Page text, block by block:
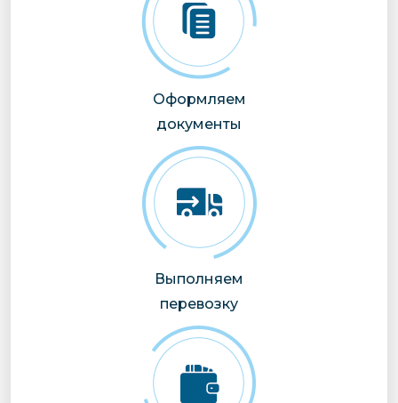
Оформляем
документы
Выполняем
перевозку